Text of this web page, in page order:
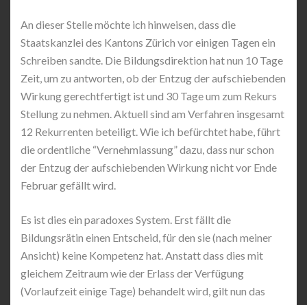
An dieser Stelle möchte ich hinweisen, dass die
Staatskanzlei des Kantons Zürich vor einigen Tagen ein
Schreiben sandte. Die Bildungsdirektion hat nun 10 Tage
Zeit, um zu antworten, ob der Entzug der aufschiebenden
Wirkung gerechtfertigt ist und 30 Tage um zum Rekurs
Stellung zu nehmen. Aktuell sind am Verfahren insgesamt
12 Rekurrenten beteiligt. Wie ich befürchtet habe, führt
die ordentliche “Vernehmlassung” dazu, dass nur schon
der Entzug der aufschiebenden Wirkung nicht vor Ende
Februar gefällt wird.
Es ist dies ein paradoxes System. Erst fällt die
Bildungsrätin einen Entscheid, für den sie (nach meiner
Ansicht) keine Kompetenz hat. Anstatt dass dies mit
gleichem Zeitraum wie der Erlass der Verfügung
(Vorlaufzeit einige Tage) behandelt wird, gilt nun das